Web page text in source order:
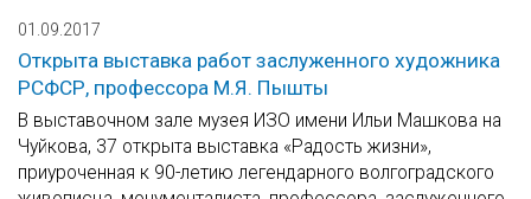
01.09.2017
Открыта выставка работ заслуженного художника
РСФСР, профессора М.Я. Пышты
В выставочном зале музея ИЗО имени Ильи Машкова на
Чуйкова, 37 открыта выставка «Радость жизни»,
приуроченная к 90-летию легендарного волгоградского